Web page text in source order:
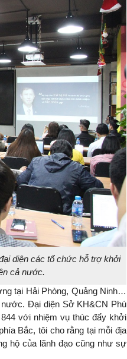
diện các tổ chức hỗ trợ khởi
cả nước.
tại Hải Phòng, Quảng Ninh…
Đại diện Sở KH&CN Phú
với nhiệm vụ thúc đẩy khởi
Bắc, tôi cho rằng tại mỗi địa
hộ của lãnh đạo cũng như sự